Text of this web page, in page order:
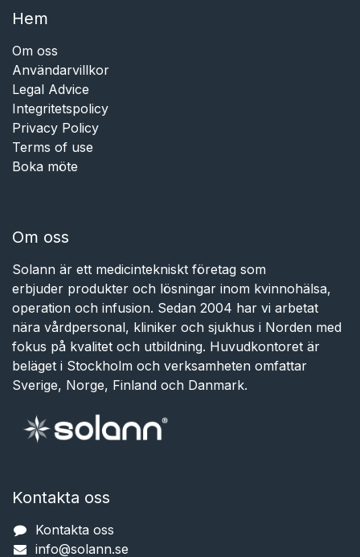
Hem​​
Om oss
Användarvillkor
Legal Advice
Integritetspolicy
Privacy Policy
Terms of use
Boka möte
Om oss
Solann är ett medicintekniskt företag som
erbjuder produkter och lösningar inom kvinnohälsa,
operation och infusion. Sedan 2004 har vi arbetat
nära vårdpersonal, kliniker och sjukhus i Norden med
fokus på kvalitet och utbildning. Huvudkontoret är
beläget i Stockholm och verksamheten omfattar
Sverige, Norge, Finland och Danmark.
Kontakta oss
Kontakta oss
info@solann.se​​​​​​